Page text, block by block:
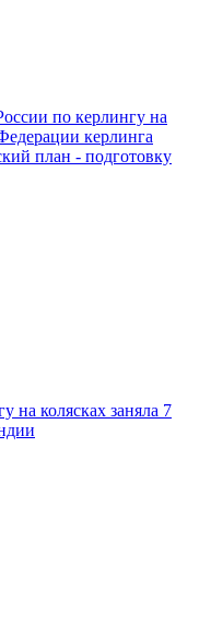
по керлингу на
керлинга
план - подготовку
на колясках заняла 7